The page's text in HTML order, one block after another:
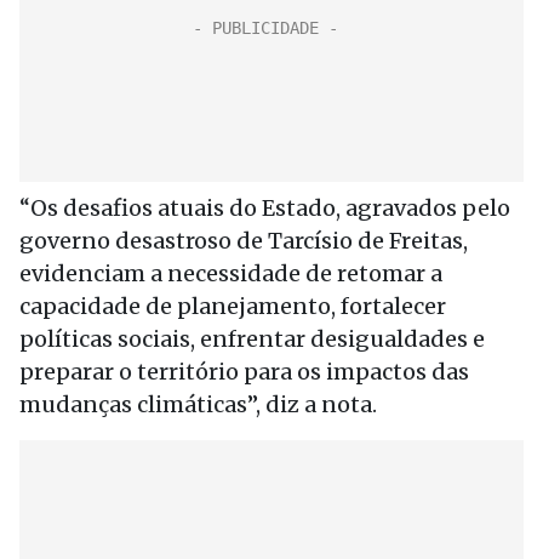
“Os desafios atuais do Estado, agravados pelo
governo desastroso de Tarcísio de Freitas,
evidenciam a necessidade de retomar a
capacidade de planejamento, fortalecer
políticas sociais, enfrentar desigualdades e
preparar o território para os impactos das
mudanças climáticas”, diz a nota.